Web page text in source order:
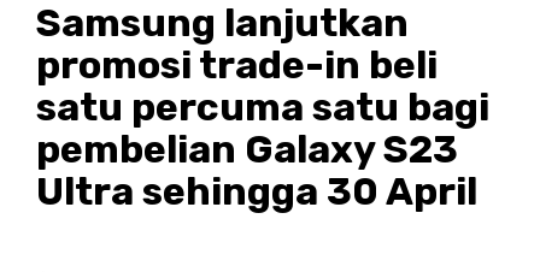
Samsung lanjutkan
promosi trade-in beli
satu percuma satu bagi
pembelian Galaxy S23
Ultra sehingga 30 April